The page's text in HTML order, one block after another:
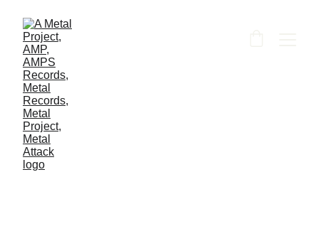
Rekomendasi 5 Efek Gitar
Metal Ekonomis Terbaik